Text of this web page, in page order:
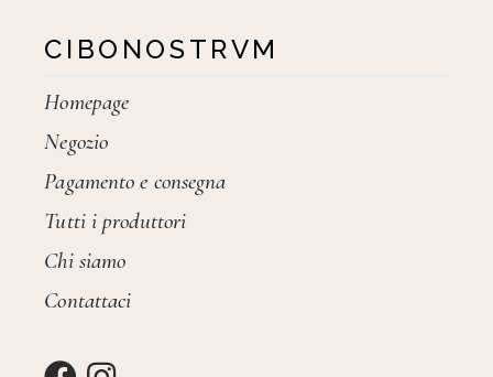
CIBONOSTRVM
Homepage
Negozio
Pagamento e consegna
Tutti i produttori
Chi siamo
Contattaci